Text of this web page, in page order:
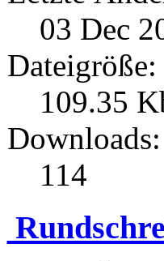
03 Dec
Dateigröße:
109.35
Downloads:
114